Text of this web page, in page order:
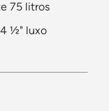
75 litros
½" luxo